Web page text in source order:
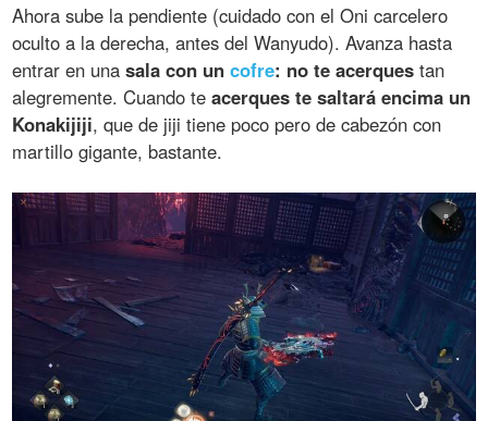
Ahora sube la pendiente (cuidado con el Oni carcelero
oculto a la derecha, antes del Wanyudo). Avanza hasta
entrar en unasala con uncofre: no te acerques tan
alegremente. Cuando teacerques te saltará encima un
Konakijiji, que de jiji tiene poco pero de cabezón con
martillo gigante, bastante.